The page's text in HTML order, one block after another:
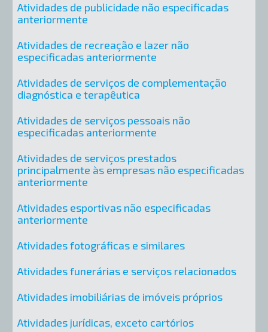
Atividades de publicidade não especificadas
anteriormente
Atividades de recreação e lazer não
especificadas anteriormente
Atividades de serviços de complementação
diagnóstica e terapêutica
Atividades de serviços pessoais não
especificadas anteriormente
Atividades de serviços prestados
principalmente às empresas não especificadas
anteriormente
Atividades esportivas não especificadas
anteriormente
Atividades fotográficas e similares
Atividades funerárias e serviços relacionados
Atividades imobiliárias de imóveis próprios
Atividades jurídicas, exceto cartórios